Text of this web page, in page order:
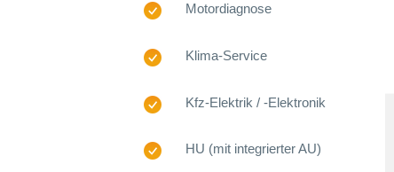
Motordiagnose
Klima-Service
Kfz-Elektrik / -Elektronik
HU (mit integrierter AU)